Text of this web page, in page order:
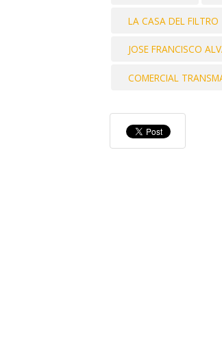
LA CASA DEL FILTRO
JOSE FRANCISCO
COMERCIAL